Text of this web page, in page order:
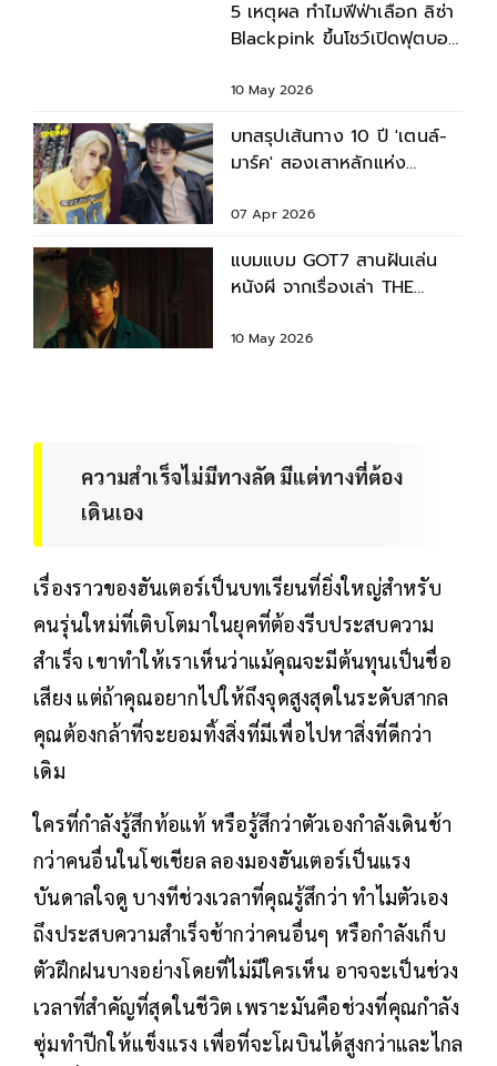
5 เหตุผล ทำไมฟีฟ่าเลือก ลิซ่า
Blackpink ขึ้นโชว์เปิดฟุตบอล
10 May 2026
บทสรุปเส้นทาง 10 ปี 'เตนล์-
มาร์ค' สองเสาหลักแห่ง
07 Apr 2026
แบมแบม GOT7 สานฝันเล่น
หนังผี จากเรื่องเล่า THE
10 May 2026
ความสำเร็จไม่มีทางลัด มีแต่ทางที่ต้อง
เดินเอง
เรื่องราวของฮันเตอร์เป็นบทเรียนที่ยิ่งใหญ่สำหรับ
คนรุ่นใหม่ที่เติบโตมาในยุคที่ต้องรีบประสบความ
สำเร็จ เขาทำให้เราเห็นว่าแม้คุณจะมีต้นทุนเป็นชื่อ
เสียง แต่ถ้าคุณอยากไปให้ถึงจุดสูงสุดในระดับสากล
คุณต้องกล้าที่จะยอมทิ้งสิ่งที่มีเพื่อไปหาสิ่งที่ดีกว่า
เดิม
ใครที่กำลังรู้สึกท้อแท้ หรือรู้สึกว่าตัวเองกำลังเดินช้า
กว่าคนอื่นในโซเชียล ลองมองฮันเตอร์เป็นแรง
บันดาลใจดู บางทีช่วงเวลาที่คุณรู้สึกว่า ทำไมตัวเอง
ถึงประสบความสำเร็จช้ากว่าคนอื่นๆ หรือกำลังเก็บ
ตัวฝึกฝนบางอย่างโดยที่ไม่มีใครเห็น อาจจะเป็นช่วง
เวลาที่สำคัญที่สุดในชีวิต เพราะมันคือช่วงที่คุณกำลัง
ซุ่มทำปีกให้แข็งแรง เพื่อที่จะโผบินได้สูงกว่าและไกล